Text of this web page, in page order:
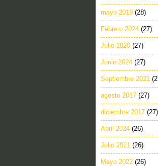
mayo 2019 (28)
Febrero 2024 (27)
Julio 2020 (27)
Junio 2024 (27)
Septiembre 2021
agosto 2017 (27)
diciembre 2017 (27)
Abril 2024 (26)
Julio 2021 (26)
Mayo 2022 (26)